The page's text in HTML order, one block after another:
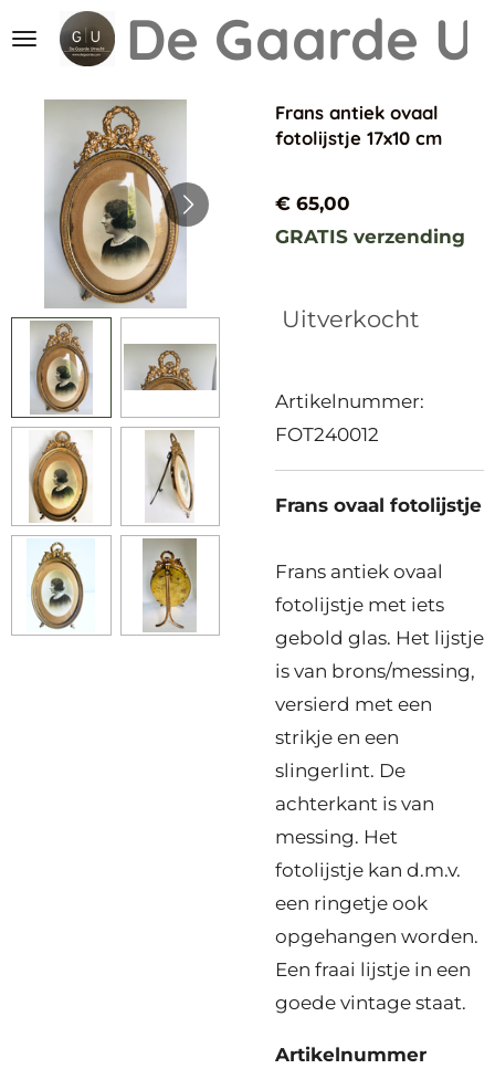
Ga
hoofdinhoud
De Gaarde
Frans antiek ovaal
fotolijstje 17x10 cm
€ 65,00
GRATIS verzending
Uitverkocht
Artikelnummer:
FOT240012
Frans ovaal fotolijstje
Frans antiek ovaal
fotolijstje met iets
gebold glas. Het lijstje
is van brons/messing,
versierd met een
strikje en een
slingerlint. De
achterkant is van
messing. Het
fotolijstje kan d.m.v.
een ringetje ook
opgehangen worden.
Een fraai lijstje in een
goede vintage staat.
Artikelnummer